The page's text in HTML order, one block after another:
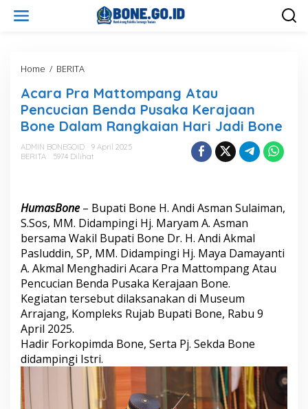
Home / BERITA
a
r
a
P
a
o
m
p
a
n
g
A
t
a
P
n
c
u
c
Acara Pra Mattompang Atau
Pencucian Benda Pusaka Kerajaan
Bone Dalam Rangkaian Hari Jadi Bone
ADMIN BONEGOID
9 April 2025
BERITA
5974 Dilihat
HumasBone – Bupati Bone H. Andi Asman Sulaiman,
S.Sos, MM. Didampingi Hj. Maryam A. Asman
bersama Wakil Bupati Bone Dr. H. Andi Akmal
Pasluddin, SP, MM. Didampingi Hj. Maya Damayanti
A. Akmal Menghadiri Acara Pra Mattompang Atau
Pencucian Benda Pusaka Kerajaan Bone.
Kegiatan tersebut dilaksanakan di Museum
Arrajang, Kompleks Rujab Bupati Bone, Rabu 9
April 2025.
Hadir Forkopimda Bone, Serta Pj. Sekda Bone
didampingi Istri.